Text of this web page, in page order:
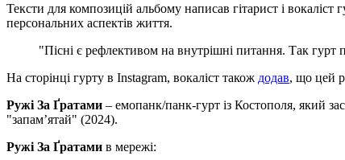
Тексти для композицій альбому написав гітарист і вокаліст
персональних аспектів життя.
"Пісні є рефлективом на внутрішні питання. Так гурт
На сторінці гурту в Instagram, вокаліст також додав, що цей
Ружі За Ґратами – емопанк/панк-гурт із Костополя, який
"запамʼятай" (2024).
Ружі За Ґратами в мережі: